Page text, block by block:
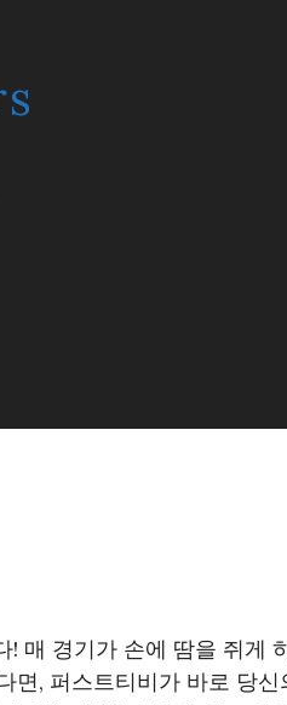
! 매 경기가 손에 땀을 쥐게
면, 퍼스트티비가 바로 당신